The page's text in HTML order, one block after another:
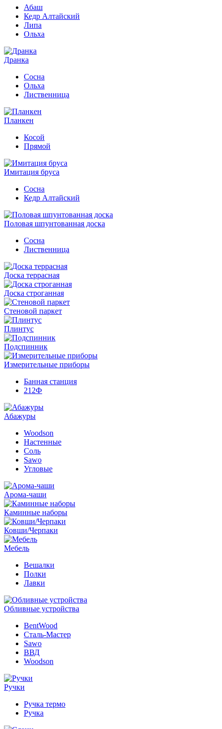
Абаш
Кедр Алтайский
Липа
Ольха
Дранка
Сосна
Ольха
Лиственница
Планкен
Косой
Прямой
Имитация бруса
Сосна
Кедр Алтайский
Половая шпунтованная доска
Сосна
Лиственница
Доска террасная
Доска строганная
Стеновой паркет
Плинтус
Подспинник
Измерительные приборы
Банная станция
212Ф
Абажуры
Woodson
Настенные
Соль
Sawo
Угловые
Арома-чаши
Каминные наборы
Ковши/Черпаки
Мебель
Вешалки
Полки
Лавки
Обливные устройства
BentWood
Сталь-Мастер
Sawo
ВВД
Woodson
Ручки
Ручка термо
Ручка